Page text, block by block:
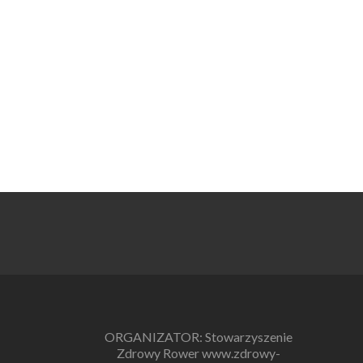
ORGANIZATOR: Stowarzyszenie
Zdrowy Rower www.zdrowy-